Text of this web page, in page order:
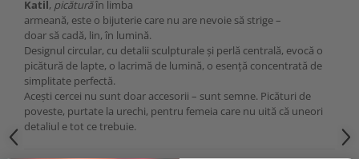
Katil, picăturăîn limba
armeană, este o bijuterie care nu are nevoie să strige –
doar să cadă, lin, în lumină.
Designul circular, cu detalii sculpturale și perlă centrală, evocă o
picătură de lapte, o lacrimă de lumină, o esență concentrată de
simplitate perfectă.
Acești cercei nu sunt doar accesorii – sunt semne. Picături de
poveste, purtate la urechi, pentru femeia care nu uită că uneori
detaliul e tot ce trebuie.